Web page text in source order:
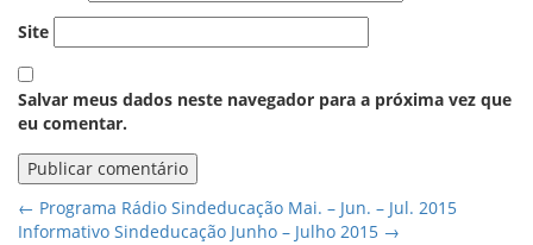
Site
Salvar meus dados neste navegador para a próxima vez que
eu comentar.
← Programa Rádio Sindeducação Mai. – Jun. – Jul. 2015
Informativo Sindeducação Junho – Julho 2015 →